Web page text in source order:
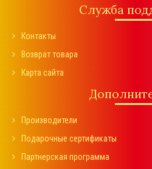
Служба
Контакты
Возврат товара
Карта сайта
Производители
Подарочные сертификаты
Партнерская программа